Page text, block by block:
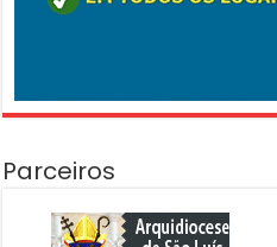
Parceiros